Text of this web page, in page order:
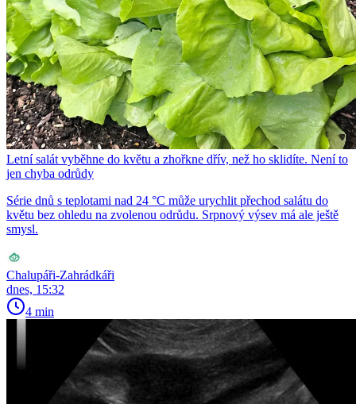
Letní salát vyběhne do květu a zhořkne dřív, než ho sklidíte. Není to
jen chyba odrůdy
Série dnů s teplotami nad 24 °C může urychlit přechod salátu do
květu bez ohledu na zvolenou odrůdu. Srpnový výsev má ale ještě
smysl.
Chalupáři-Zahrádkáři
dnes, 15:32
4 min